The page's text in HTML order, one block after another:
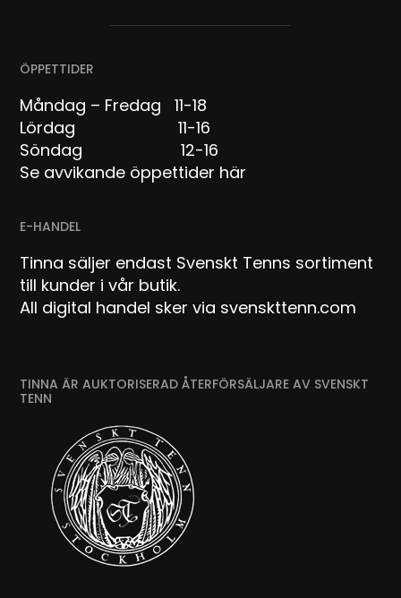
ÖPPETTIDER
Måndag – Fredag 11-18
Lördag 11-16
Söndag 12-16
Se avvikande öppettider här
E-HANDEL
Tinna säljer endast Svenskt Tenns sortiment
till kunder i vår butik.
All digital handel sker via svenskttenn.com
TINNA ÄR AUKTORISERAD ÅTERFÖRSÄLJARE AV SVENSKT
TENN